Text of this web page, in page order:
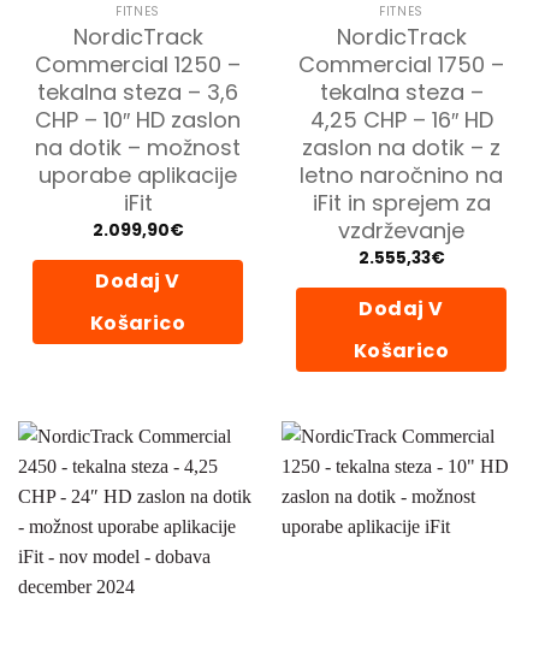
FITNES
NordicTrack
Commercial 1250 –
tekalna steza – 3,6
CHP – 10″ HD zaslon
na dotik – možnost
uporabe aplikacije
iFit
2.099,90€
Dodaj V
Košarico
FITNES
NordicTrack
Commercial 1750 –
tekalna steza –
4,25 CHP – 16″ HD
zaslon na dotik – z
letno naročnino na
iFit in sprejem za
vzdrževanje
2.555,33€
Dodaj V
Košarico